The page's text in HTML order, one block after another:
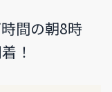
間の朝8時
！